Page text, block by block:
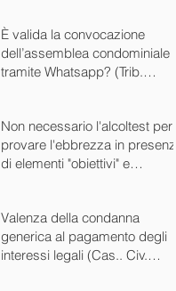
È valida la convocazione
dell’assemblea condominiale
tramite Whatsapp? (Trib.
Non necessario l'alcoltest per
provare l'ebbrezza in presenza
di elementi "obiettivi" e
Valenza della condanna
generica al pagamento degli
interessi legali (Cas.. Civ.